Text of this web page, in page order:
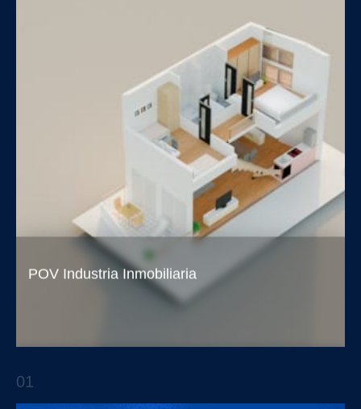
POV Industria Inmobiliaria
cliente en el proceso de adquisición de
vivienda
01